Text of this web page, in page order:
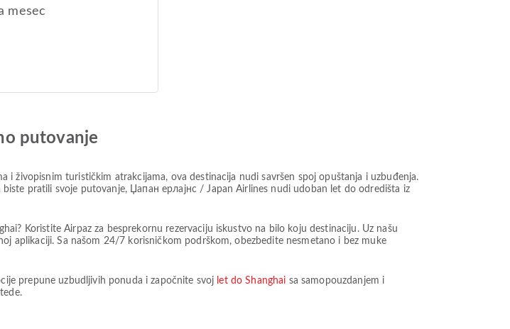
mesec
putovanje
živopisnim turističkim atrakcijama, ova destinacija nudi savršen spoj opuštanja i uzbuđenja.
pratili svoje putovanje, Џапан ерлајнс / Japan Airlines nudi udoban let do odredišta iz
Koristite Airpaz za besprekornu rezervaciju iskustvo na bilo koju destinaciju. Uz našu
aplikaciji. Sa našom 24/7 korisničkom podrškom, obezbedite nesmetano i bez muke
prepune uzbudljivih ponuda i započnite svoj let do Shanghai sa samopouzdanjem i